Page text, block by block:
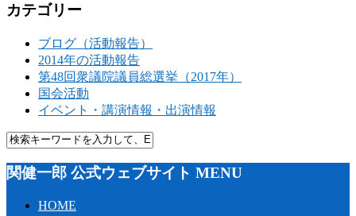
カテゴリー
ブログ（活動報告）
2014年の活動報告
第48回衆議院議員総選挙（2017年）
国会活動
イベント・講演情報・出演情報
関健一郎 公式ウェブサイト MENU
HOME